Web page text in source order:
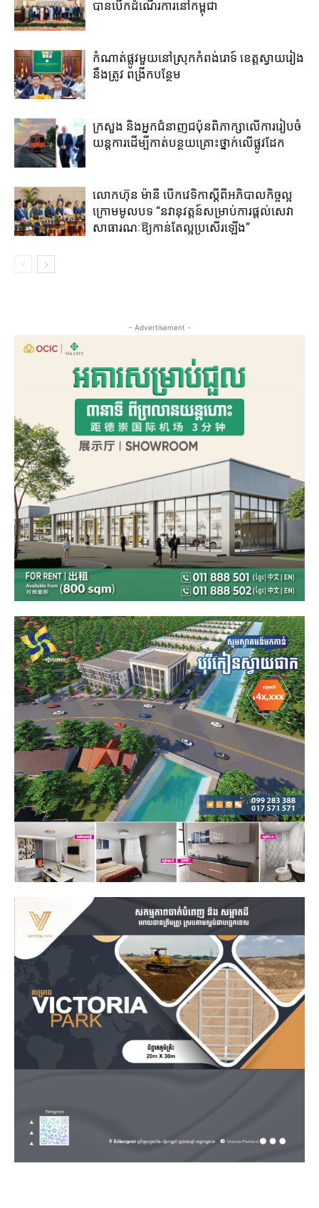
បាន​បើក​ដំណើរការ​នៅ​កម្ពុជា​
កំណាត់ផ្លូវមួយនៅស្រុកកំពង់រោទ៍ ខេត្តស្វាយរៀង
នឹងត្រូវ ពង្រីកបន្ថែម
ក្រសួង និងអ្នកជំនាញជប៉ុន​ពិភាក្សា​លើ​ការ​រៀប​ចំ​
យន្តការ​ដើម្បី​កាត់​បន្ថយ​គ្រោះថ្នាក់​លើ​ផ្លូវដែក
លោកហ៊ុន ម៉ានី ​បើកវេទិកាស្តីពី​អភិបាល​កិច្ច​ល្អ ​
ក្រោម​មូលបទ “នវានុវត្តន៍​សម្រាប់​ការ​ផ្តល់​សេវា
សាធារណៈ​ឱ្យ​កាន់​តែ​ល្អ​ប្រសើរ​ឡើង​”
- Advertisement -